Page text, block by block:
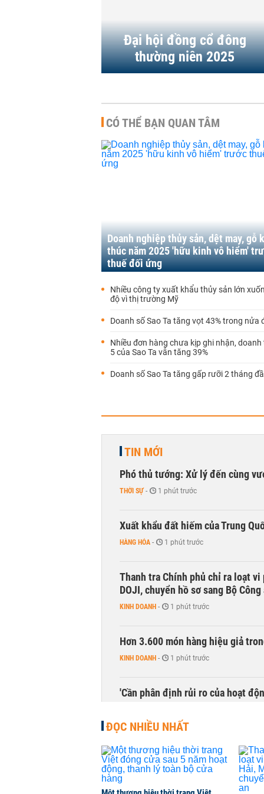
Đại hội đồng cổ đông
thường niên 2025
10:45 | 28/06/2025
CÓ THỂ BẠN QUAN TÂM
Doanh nghiệp thủy sản, dệt may, gỗ
thúc năm 2025 'hữu kinh vô hiểm'
thuế đối ứng
Nhiều công ty xuất khẩu thủy sản lớn
độ vì thị trường Mỹ
Doanh số Sao Ta tăng vọt 43% trong nửa
Nhiều đơn hàng chưa kịp ghi nhận,
5 của Sao Ta vẫn tăng 39%
Doanh số Sao Ta tăng gấp rưỡi 2 tháng
TIN MỚI
Phó thủ tướng: Xử lý đến cùng
THỜI SỰ - 1 phút trước
Xuất khẩu đất hiếm của Trung
HÀNG HÓA - 1 phút trước
Thanh tra Chính phủ chỉ ra loạt vi
DOJI, chuyển hồ sơ sang Bộ Công
KINH DOANH - 1 phút trước
Hơn 3.600 món hàng hiệu giả
KINH DOANH - 1 phút trước
'Cần phân định rủi ro của hoạt
Bí thư Thành ủy Hà Nội thúc tiến
THỜI SỰ - 1 phút trước
ĐỌC NHIỀU NHẤT